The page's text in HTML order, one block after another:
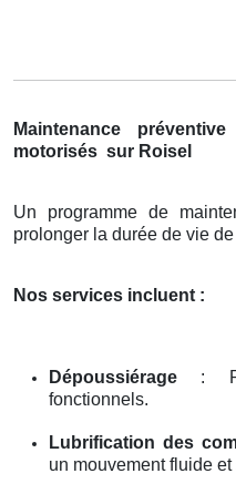
Maintenance
motorisés sur Roisel
Un programme de
prolonger la durée de vie
Nos services incluent :
Dépoussiérage :
fonctionnels.
Lubrification des
un mouvement fluide